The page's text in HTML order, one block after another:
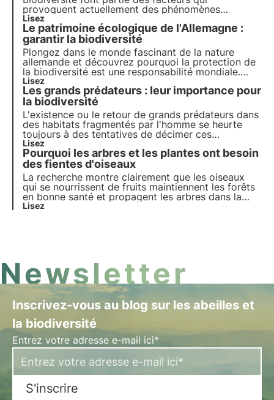
provoquent actuellement des phénomènes
météorologiques extrêmes en Allemagne. Les
causes et les conséquences sont analysées dans
cet article.
Lisez
Le patrimoine écologique de l'Allemagne :
garantir la biodiversité
Plongez dans le monde fascinant de la nature
allemande et découvrez pourquoi la protection de
la biodiversité est une responsabilité mondiale.
Apprends à connaître les mesures de conservation
des habitats, la protection des océans et le rôle de
la recherche dans la gestion de la biodiversité.
Lisez
Les grands prédateurs : leur importance pour
la biodiversité
L'existence ou le retour de grands prédateurs dans
des habitats fragmentés par l'homme se heurte
toujours à des tentatives de décimer ces
prédateurs, de ne pas les protéger ou de ne plus
jamais les introduire, alors qu'ils jouent à l'origine
un rôle important dans de nombreux écosystèmes.
Lisez
Pourquoi les arbres et les plantes ont besoin
des fientes d'oiseaux
La recherche montre clairement que les oiseaux
qui se nourrissent de fruits maintiennent les forêts
en bonne santé et propagent les arbres dans la
forêt et au-delà. Mais malheureusement, certaines
Lisez
Newsletter
Inscrivez-vous au blog sur les abeilles et
la biodiversité
Entrez votre adresse e-mail ici*
S'inscrire